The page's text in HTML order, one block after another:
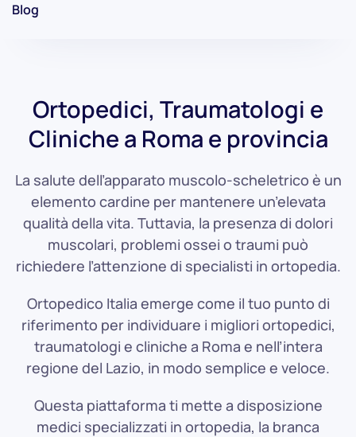
Blog
Ortopedici, Traumatologi e
Cliniche a Roma e provincia
La salute dell’apparato muscolo-scheletrico è un
elemento cardine per mantenere un’elevata
qualità della vita. Tuttavia, la presenza di dolori
muscolari, problemi ossei o traumi può
richiedere l’attenzione di specialisti in ortopedia.
Ortopedico Italia emerge come il tuo punto di
riferimento per individuare i migliori ortopedici,
traumatologi e cliniche a Roma e nell’intera
regione del Lazio, in modo semplice e veloce.
Questa piattaforma ti mette a disposizione
medici specializzati in ortopedia, la branca